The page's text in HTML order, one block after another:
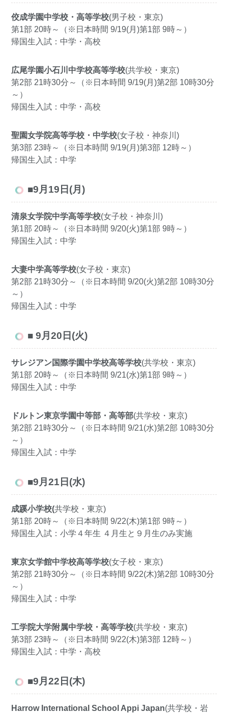
佼成学園中学校・高等学校(男子校・東京)
第1部 20時～（※日本時間 9/19(月)第1部 9時～）
帰国生入試：中学・高校
広尾学園小石川中学校高等学校(共学校・東京)
第2部 21時30分～（※日本時間 9/19(月)第2部 10時30分
～）
帰国生入試：中学・高校
聖園女学院高等学校・中学校(女子校・神奈川)
第3部 23時～（※日本時間 9/19(月)第3部 12時～）
帰国生入試：中学
■9月19日(月)
清泉女学院中学高等学校(女子校・神奈川)
第1部 20時～（※日本時間 9/20(火)第1部 9時～）
帰国生入試：中学
大妻中学高等学校(女子校・東京)
第2部 21時30分～（※日本時間 9/20(火)第2部 10時30分
～）
帰国生入試：中学
■ 9月20日(火)
サレジアン国際学園中学校高等学校(共学校・東京)
第1部 20時～（※日本時間 9/21(水)第1部 9時～）
帰国生入試：中学
ドルトン東京学園中等部・高等部(共学校・東京)
第2部 21時30分～（※日本時間 9/21(水)第2部 10時30分
～）
帰国生入試：中学
■9月21日(水)
成蹊小学校(共学校・東京)
第1部 20時～（※日本時間 9/22(木)第1部 9時～）
帰国生入試：小学４年生 ４月生と９月生のみ実施
東京女学館中学校高等学校(女子校・東京)
第2部 21時30分～（※日本時間 9/22(木)第2部 10時30分
～）
帰国生入試：中学
工学院大学附属中学校・高等学校(共学校・東京)
第3部 23時～（※日本時間 9/22(木)第3部 12時～）
帰国生入試：中学・高校
■9月22日(木)
Harrow International School Appi Japan(共学校・岩